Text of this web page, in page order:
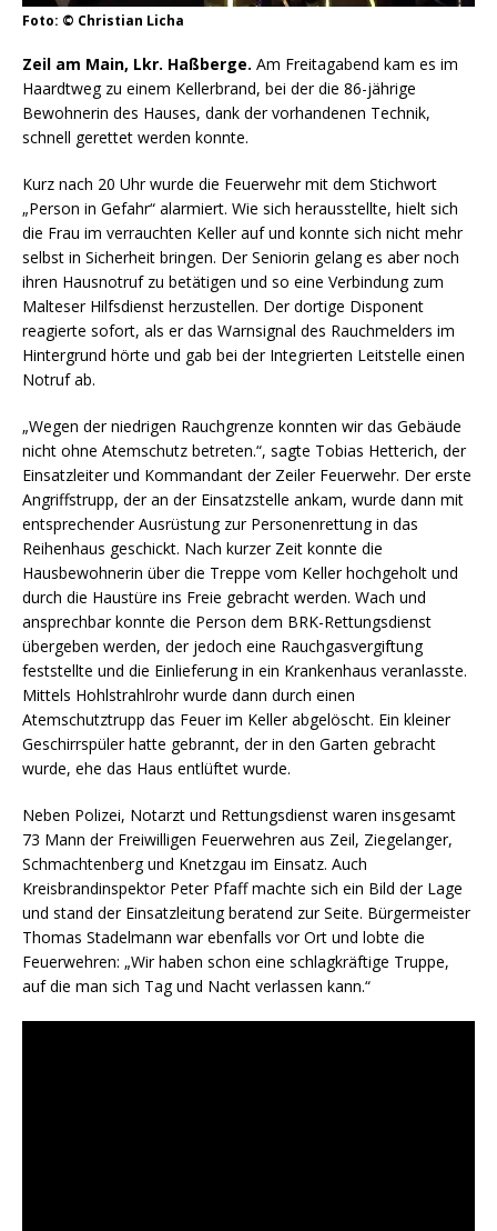
Foto: © Christian Licha
Zeil am Main, Lkr. Haßberge. Am Freitagabend kam es im
Haardtweg zu einem Kellerbrand, bei der die 86-jährige
Bewohnerin des Hauses, dank der vorhandenen Technik,
schnell gerettet werden konnte.
Kurz nach 20 Uhr wurde die Feuerwehr mit dem Stichwort
„Person in Gefahr“ alarmiert. Wie sich herausstellte, hielt sich
die Frau im verrauchten Keller auf und konnte sich nicht mehr
selbst in Sicherheit bringen. Der Seniorin gelang es aber noch
ihren Hausnotruf zu betätigen und so eine Verbindung zum
Malteser Hilfsdienst herzustellen. Der dortige Disponent
reagierte sofort, als er das Warnsignal des Rauchmelders im
Hintergrund hörte und gab bei der Integrierten Leitstelle einen
Notruf ab.
„Wegen der niedrigen Rauchgrenze konnten wir das Gebäude
nicht ohne Atemschutz betreten.“, sagte Tobias Hetterich, der
Einsatzleiter und Kommandant der Zeiler Feuerwehr. Der erste
Angriffstrupp, der an der Einsatzstelle ankam, wurde dann mit
entsprechender Ausrüstung zur Personenrettung in das
Reihenhaus geschickt. Nach kurzer Zeit konnte die
Hausbewohnerin über die Treppe vom Keller hochgeholt und
durch die Haustüre ins Freie gebracht werden. Wach und
ansprechbar konnte die Person dem BRK-Rettungsdienst
übergeben werden, der jedoch eine Rauchgasvergiftung
feststellte und die Einlieferung in ein Krankenhaus veranlasste.
Mittels Hohlstrahlrohr wurde dann durch einen
Atemschutztrupp das Feuer im Keller abgelöscht. Ein kleiner
Geschirrspüler hatte gebrannt, der in den Garten gebracht
wurde, ehe das Haus entlüftet wurde.
Neben Polizei, Notarzt und Rettungsdienst waren insgesamt
73 Mann der Freiwilligen Feuerwehren aus Zeil, Ziegelanger,
Schmachtenberg und Knetzgau im Einsatz. Auch
Kreisbrandinspektor Peter Pfaff machte sich ein Bild der Lage
und stand der Einsatzleitung beratend zur Seite. Bürgermeister
Thomas Stadelmann war ebenfalls vor Ort und lobte die
Feuerwehren: „Wir haben schon eine schlagkräftige Truppe,
auf die man sich Tag und Nacht verlassen kann.“